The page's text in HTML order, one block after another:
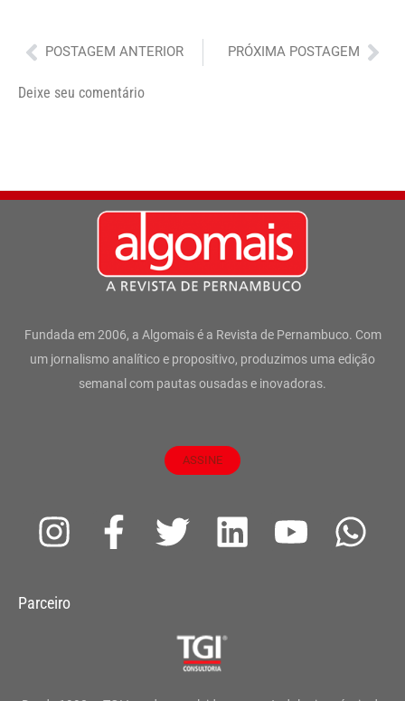
Anterior
POSTAGEM ANTERIOR PRÓXIMA POSTAGEM
Deixe seu comentário
Fundada em 2006, a Algomais é a Revista de Pernambuco. Com
um jornalismo analítico e propositivo, produzimos uma edição
semanal com pautas ousadas e inovadoras.
ASSINE
I
s
F
a
T
t
L
Y
W
Parceiro